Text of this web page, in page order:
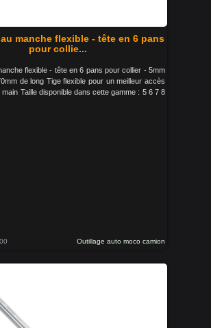
manche flexible - tête en 6 pans
pour collie...
flexible - tête en 6 pans pour collier - 5mm
de long Tige flexible pour un meilleur accès
main Taille disponible dans cette gamme : 5 6 7 8
Outillage auto moco camion